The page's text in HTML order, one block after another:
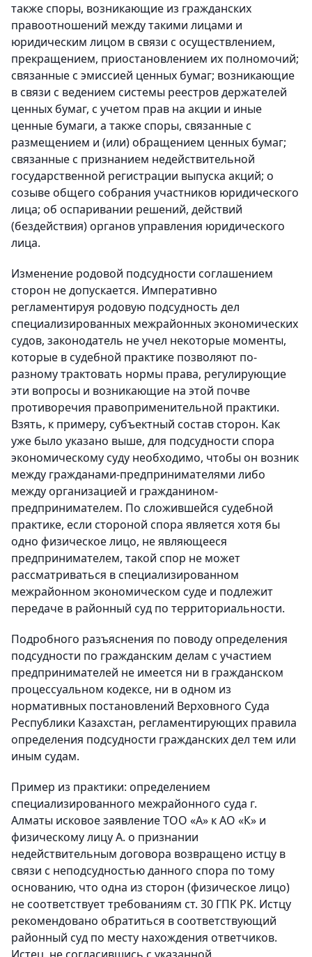
также споры, возникающие из гражданских
правоотношений между такими лицами и
юридическим лицом в связи с осуществлением,
прекращением, приостановлением их полномочий;
связанные с эмиссией ценных бумаг; возникающие
в связи с ведением системы реестров держателей
ценных бумаг, с учетом прав на акции и иные
ценные бумаги, а также споры, связанные с
размещением и (или) обращением ценных бумаг;
связанные с признанием недействительной
государственной регистрации выпуска акций; о
созыве общего собрания участников юридического
лица; об оспаривании решений, действий
(бездействия) органов управления юридического
лица.
Изменение родовой подсудности соглашением
сторон не допускается. Императивно
регламентируя родовую подсудность дел
специализированных межрайонных экономических
судов, законодатель не учел некоторые моменты,
которые в судебной практике позволяют по-
разному трактовать нормы права, регулирующие
эти вопросы и возникающие на этой почве
противоречия правоприменительной практики.
Взять, к примеру, субъектный состав сторон. Как
уже было указано выше, для подсудности спора
экономическому суду необходимо, чтобы он возник
между гражданами-предпринимателями либо
между организацией и гражданином-
предпринимателем. По сложившейся судебной
практике, если стороной спора является хотя бы
одно физическое лицо, не являющееся
предпринимателем, такой спор не может
рассматриваться в специализированном
межрайонном экономическом суде и подлежит
передаче в районный суд по территориальности.
Подробного разъяснения по поводу определения
подсудности по гражданским делам с участием
предпринимателей не имеется ни в гражданском
процессуальном кодексе, ни в одном из
нормативных постановлений Верховного Суда
Республики Казахстан, регламентирующих правила
определения подсудности гражданских дел тем или
иным судам.
Пример из практики: определением
специализированного межрайонного суда г.
Алматы исковое заявление ТОО «А» к АО «К» и
физическому лицу А. о признании
недействительным договора возвращено истцу в
связи с неподсудностью данного спора по тому
основанию, что одна из сторон (физическое лицо)
не соответствует требованиям ст. 30 ГПК РК. Истцу
рекомендовано обратиться в соответствующий
районный суд по месту нахождения ответчиков.